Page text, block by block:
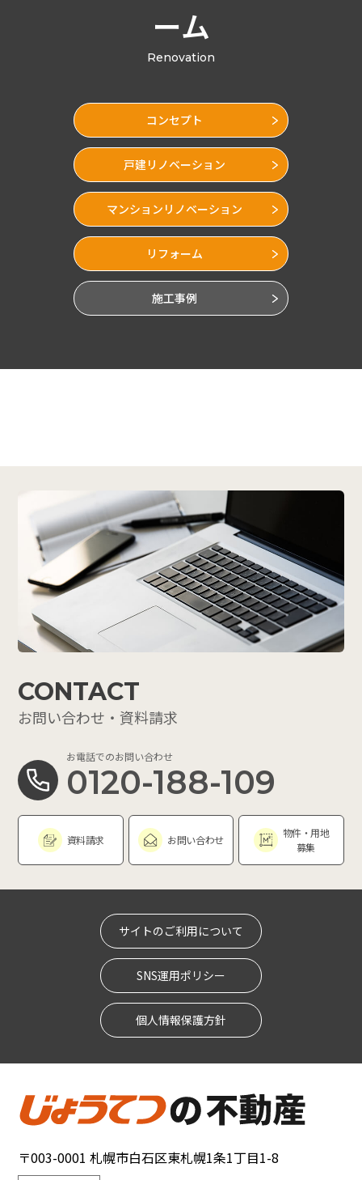
ーム
Renovation
コンセプト
戸建リノベーション
マンションリノベーション
リフォーム
施工事例
CONTACT
お問い合わせ・資料請求
お電話でのお問い合わせ
0120-188-109
資料請求 お問い合わせ
物件・用地
募集
サイトのご利用について
SNS運用ポリシー
個人情報保護方針
〒003-0001 札幌市白石区東札幌1条1丁目1-8